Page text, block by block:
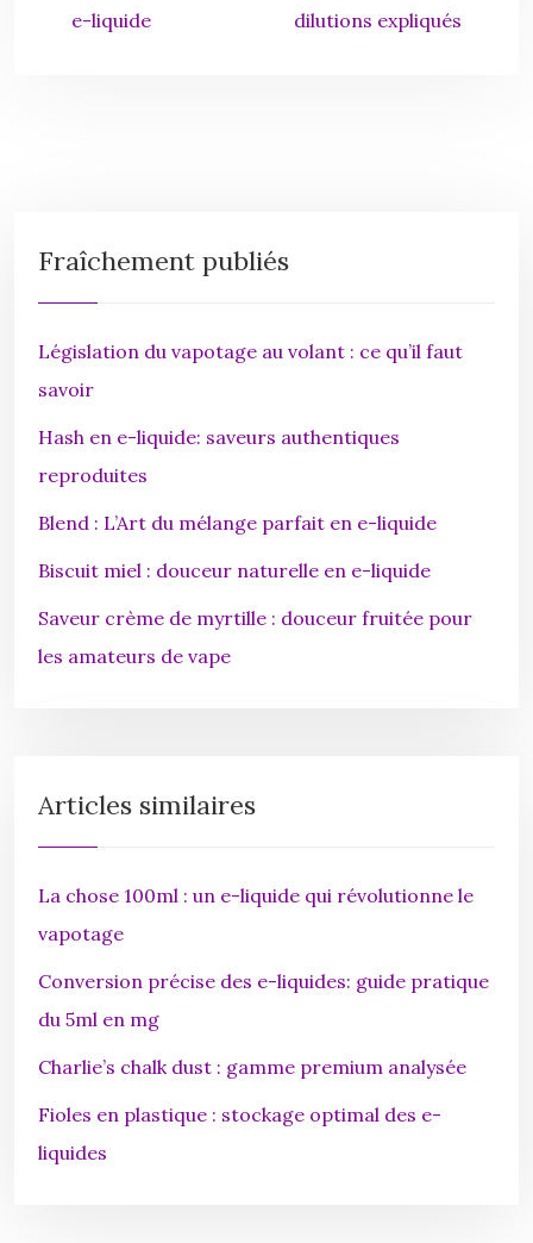
e-liquide
dilutions expliqués
Fraîchement publiés
Législation du vapotage au volant : ce qu’il faut
savoir
Hash en e-liquide: saveurs authentiques
reproduites
Blend : L’Art du mélange parfait en e-liquide
Biscuit miel : douceur naturelle en e-liquide
Saveur crème de myrtille : douceur fruitée pour
les amateurs de vape
Articles similaires
La chose 100ml : un e-liquide qui révolutionne le
vapotage
Conversion précise des e-liquides: guide pratique
du 5ml en mg
Charlie’s chalk dust : gamme premium analysée
Fioles en plastique : stockage optimal des e-
liquides